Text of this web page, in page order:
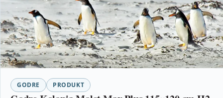
GODRE PRODUKT